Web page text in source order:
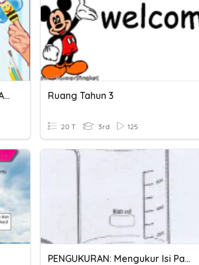
P.SENI THN 3: UNIT 4 SERANGGA COMEL Ruang Tahun 3
20 T 3rd 125
PENGUKURAN: Mengukur Isi Padu Cecair - Tahun 3